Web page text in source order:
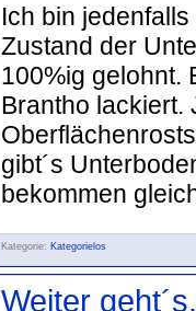
Ich bin
Zustand der
100%ig gelohnt.
Brantho lackiert.
gibt´s
bekommen
Kategorie: Kategorielos
Weiter